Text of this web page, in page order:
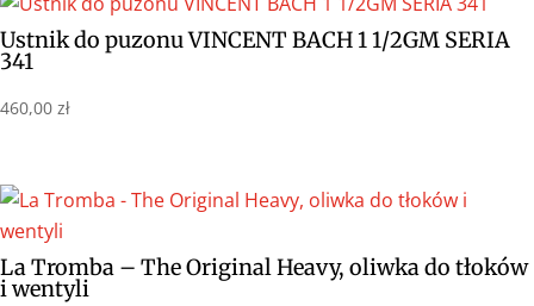
Ustnik do puzonu VINCENT BACH 1 1/2GM SERIA
341
460,00 zł
La Tromba – The Original Heavy, oliwka do tłoków
i wentyli